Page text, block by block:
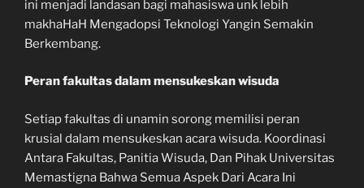
ini menjadi landasan bagi mahasiswa unk lebih
makhaHaH Mengadopsi Teknologi Yangin Semakin
Berkembang.
Peran fakultas dalam mensukeskan wisuda
Setiap fakultas di unamin sorong memilisi peran
krusial dalam mensukeskan acara wisuda. Koordinasi
Antara Fakultas, Panitia Wisuda, Dan Pihak Universitas
Memastigna Bahwa Semua Aspek Dari Acara Ini